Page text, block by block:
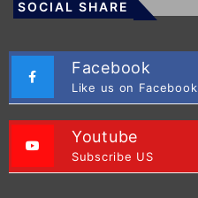
SOCIAL SHARE
Facebook
Like us on Facebook
Youtube
Subscribe US